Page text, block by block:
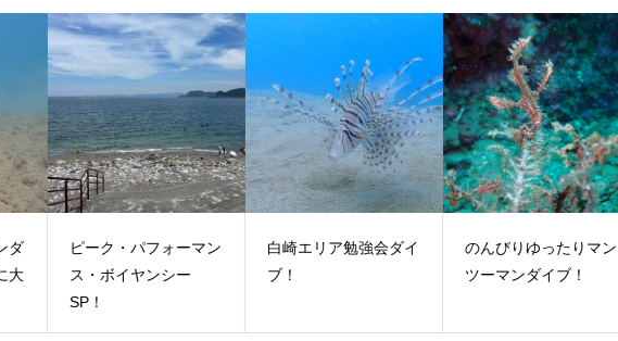
ピーク・パフォーマン
ス・ボイヤンシー
白崎エリア勉強会ダイ
のんびりゆったりマン
ツーマンダイブ！
串